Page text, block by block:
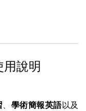
用說明
學術簡報英語以及